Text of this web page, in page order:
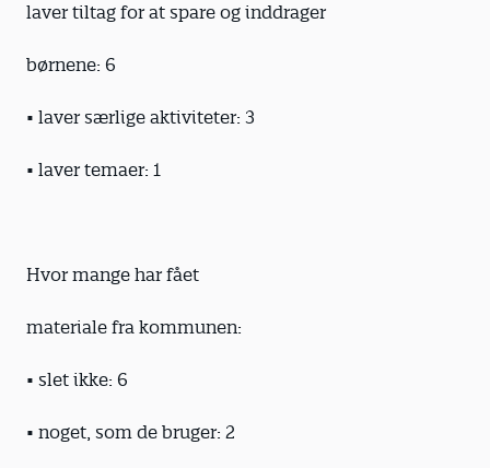
laver tiltag for at spare og inddrager
børnene: 6
• laver særlige aktiviteter: 3
• laver temaer: 1
Hvor mange har fået
materiale fra kommunen:
• slet ikke: 6
• noget, som de bruger: 2